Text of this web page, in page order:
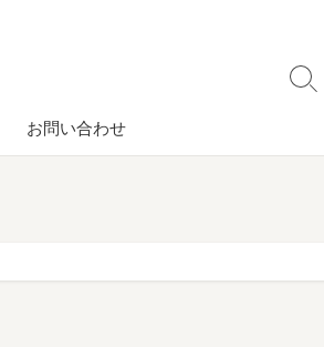
お問い合わせ
検
り